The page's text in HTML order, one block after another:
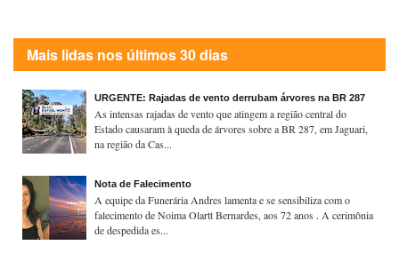
Mais lidas nos últimos 30 dias
URGENTE: Rajadas de vento derrubam árvores na BR 287
As intensas rajadas de vento que atingem a região central do
Estado causaram à queda de árvores sobre a BR 287, em Jaguari,
na região da Cas...
Nota de Falecimento
A equipe da Funerária Andres lamenta e se sensibiliza com o
falecimento de Noima Olartt Bernardes, aos 72 anos . A cerimônia
de despedida es...